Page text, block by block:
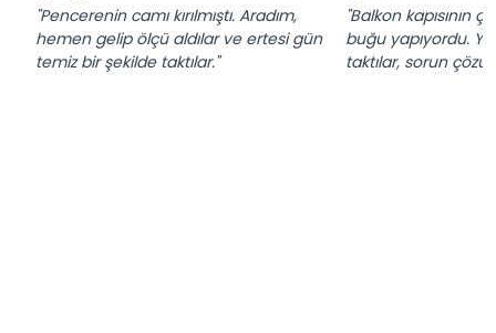
"Pencerenin camı kırılmıştı. Aradım,
hemen gelip ölçü aldılar ve ertesi gün
temiz bir şekilde taktılar."
"Balkon kapısının
buğu yapıyordu.
taktılar, sorun